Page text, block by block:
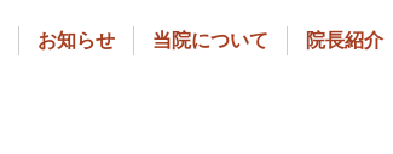
お知らせ 当院について 院長紹介